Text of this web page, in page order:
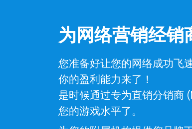
为网络营销经销
您准备好让您的网络成功飞
你的盈利能力来了！
是时候通过专为直销分销商
您的游戏水平了。